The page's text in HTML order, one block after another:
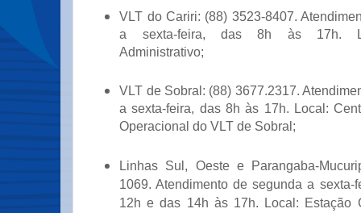
VLT do Cariri: (88) 3523-8407.
a sexta-feira, das 8h às 17h.
Administrativo;
VLT de Sobral: (88) 3677.2317.
a sexta-feira, das 8h às 17h. Local:
Operacional do VLT de Sobral;
Linhas Sul, Oeste e Parangaba-
1069. Atendimento de segunda a sexta-
12h e das 14h às 17h. Local: Estação